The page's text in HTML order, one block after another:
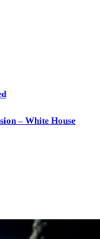
– White House